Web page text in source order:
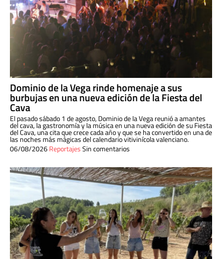
Dominio de la Vega rinde homenaje a sus
burbujas en una nueva edición de la Fiesta del
Cava
El pasado sábado 1 de agosto, Dominio de la Vega reunió a amantes
del cava, la gastronomía y la música en una nueva edición de su Fiesta
del Cava, una cita que crece cada año y que se ha convertido en una de
las noches más mágicas del calendario vitivinícola valenciano.
06/08/2026ReportajesSin comentarios